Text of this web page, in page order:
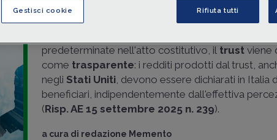
redditi
predeterminate nell'atto costitutivo, il trust viene
come trasparente: i redditi prodotti dal trust,
negliStati Uniti, devono essere dichiarati in Italia
beneficiari, indipendentemente dall'effettiva
(Risp. AE 15 settembre 2025 n. 239).
a cura di redazione Memento
Gestisci cookie Rifiuta tutti